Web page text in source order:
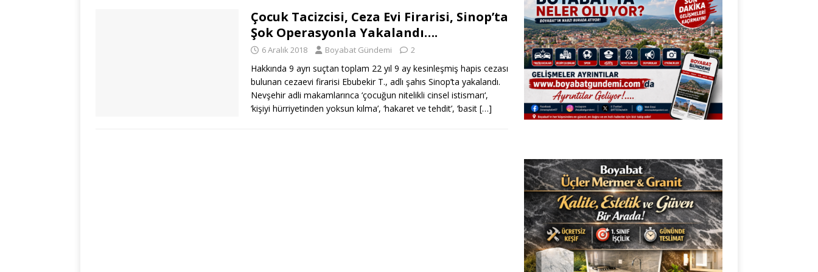
Çocuk Tacizcisi, Ceza Evi Firarisi, Sinop’ta
Şok Operasyonla Yakalandı….
6 Aralık 2018 Boyabat Gündemi 2
Hakkında 9 ayrı suçtan toplam 22 yıl 9 ay kesinleşmiş hapis cezası
bulunan cezaevi firarisi Ebubekir T., adlı şahıs Sinop’ta yakalandı.
Nevşehir adli makamlarınca ‘çocuğun nitelikli cinsel istismarı‘,
‘kişiyi hürriyetinden yoksun kılma’, ‘hakaret ve tehdit’, ‘basit […]